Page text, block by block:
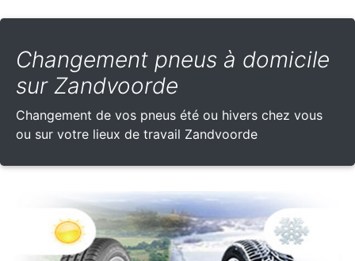
Changement pneus à domicile
sur Zandvoorde
Changement de vos pneus été ou hivers chez vous
ou sur votre lieux de travail Zandvoorde